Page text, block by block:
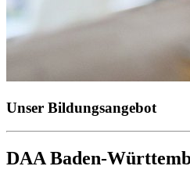
Unser Bildungsangebot
DAA Baden-